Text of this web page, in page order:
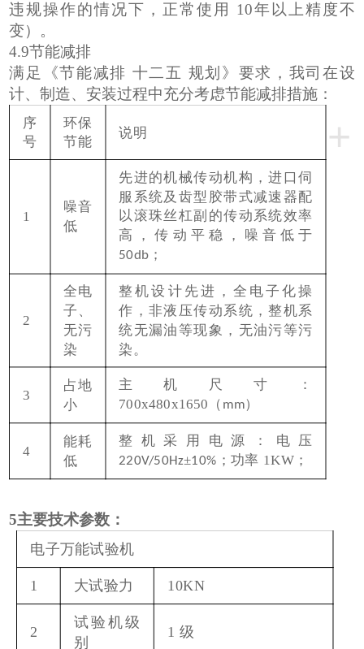
违规操作的情况下，正常使用
10年以上精度不
变）。
4.9节能减排
满足《节能减排 十二五 规划》要求，我司在设
计、制造、安装过程中充分考虑节能减排措施：
+
序
号
环保
节能
说明
1
噪音
低
先进的机械传动机构，进口伺
服系统及齿型胶带式减速器配
以滚珠丝杠副的传动系统效率
高，传动平稳，噪音低于
50db ；
2
全电
子、
无污
染
整机设计先进，全电子化操
作，非液压传动系统，整机系
统无漏油等现象，无油污等污
染。
3
占地
小
主机尺寸：
700x480x1650 （ mm）
4
能耗
低
整机采用电源：电压
220V/50Hz±10% ；功率 1KW ；
5主要技术参数：
电子万能试验机
1 大试验力 10KN
2
试验机级
别
1 级